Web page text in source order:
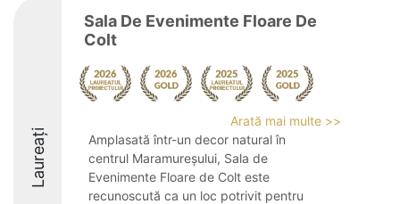
Laureați
Sala De Evenimente Floare De
Colt
Arată mai multe >>
Amplasată într-un decor natural în
centrul Maramureșului, Sala de
Evenimente Floare de Colt este
recunoscută ca un loc potrivit pentru